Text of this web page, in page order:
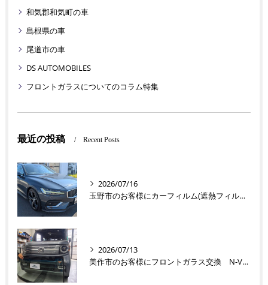
和気郡和気町の車
島根県の車
尾道市の車
DS AUTOMOBILES
フロントガラスについてのコラム特集
最近の投稿 Recent Posts
2026/07/16
玉野市のお客様にカーフィルム(遮熱フィルム) V60【nexus株式会社】
2026/07/13
美作市のお客様にフロントガラス交換 N-VAN【nexus株式会社】